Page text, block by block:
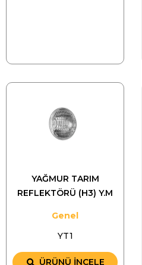
YAĞMUR TARIM
REFLEKTÖRÜ (H3) Y.M
Genel
YT1
ÜRÜNÜ İNCELE